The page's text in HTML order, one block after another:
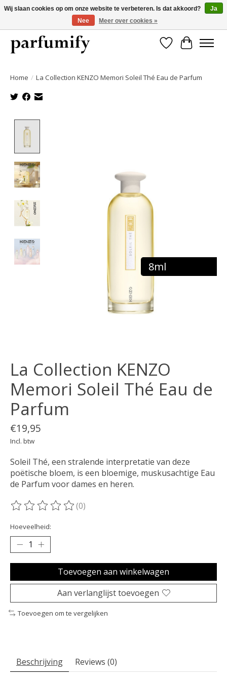
750+ Geuren | Gratis verzending | Maandelijks opzegbaar
Verlanglijst
Home / La Collection KENZO Memori Soleil Thé Eau de Parfum
8ml
La Collection KENZO
Memori Soleil Thé Eau de
Parfum
€19,95
Incl. btw
Soleil Thé, een stralende interpretatie van deze
poëtische bloem, is een bloemige, muskusachtige Eau
de Parfum voor dames en heren.
De beoordeling van dit product is
(0)
Hoeveelheid:
Toevoegen aan winkelwagen
Aan verlanglijst toevoegen
Toevoegen om te vergelijken
Beschrijving Reviews (0)
Wij slaan cookies op om onze website te verbeteren. Is dat akkoord?
Ja
Nee
Meer over cookies »